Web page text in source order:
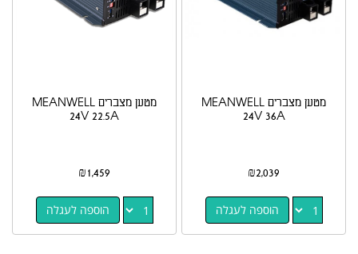
מטען מצברים MEANWELL
24V 36A
₪2,039
הוספה לעגלה
מטען מצברים MEANWELL
24V 22.5A
₪1,459
הוספה לעגלה